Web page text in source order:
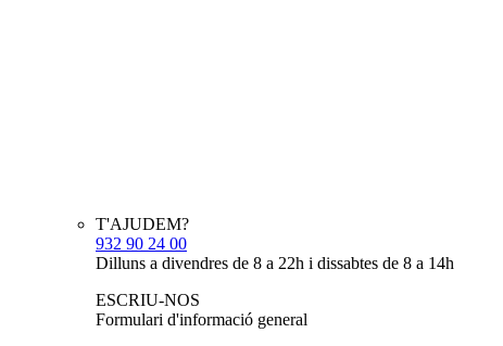
T'AJUDEM?
932 90 24 00
Dilluns a divendres de 8 a 22h i dissabtes de 8 a 14h
ESCRIU-NOS
Formulari d'informació general